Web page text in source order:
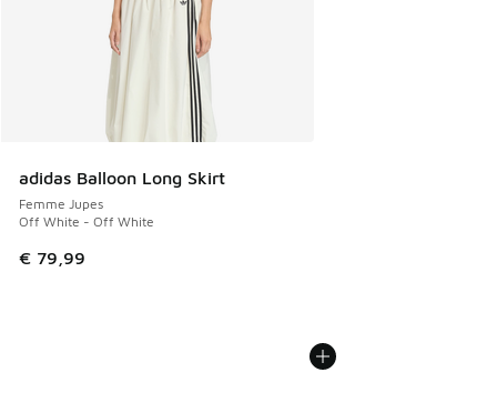
adidas Balloon Long Skirt
Femme Jupes
Off White - Off White
€ 79,99